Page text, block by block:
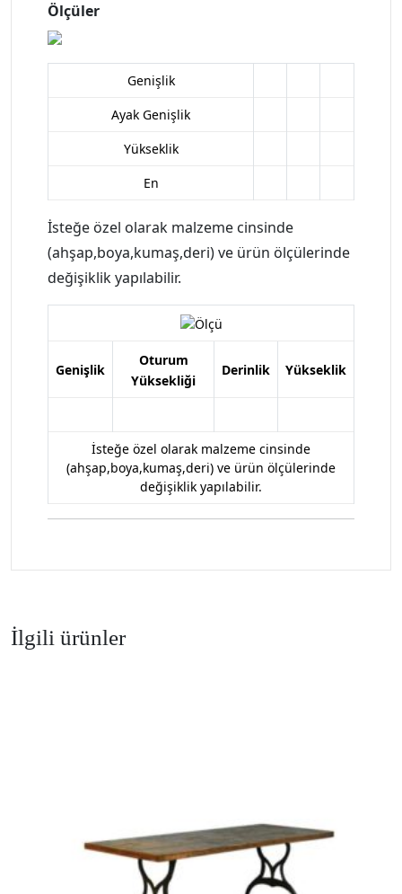
Ölçüler
Genişlik
Ayak Genişlik
Yükseklik
En
İsteğe özel olarak malzeme cinsinde
(ahşap,boya,kumaş,deri) ve ürün ölçülerinde
değişiklik yapılabilir.
Genişlik
Oturum
Yüksekliği
Derinlik Yükseklik
İsteğe özel olarak malzeme cinsinde
(ahşap,boya,kumaş,deri) ve ürün ölçülerinde
değişiklik yapılabilir.
İlgili ürünler